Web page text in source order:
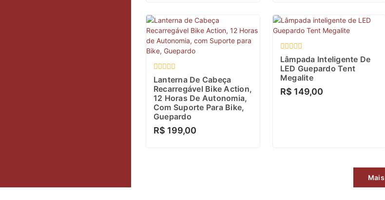
Avaliação
0
de
5
Lanterna De Cabeça
Recarregável Bike Action,
12 Horas De Autonomia,
Com Suporte Para Bike,
Guepardo
R$ 199,00
Avaliação
0
de
5
Lâmpada Inteligente De
LED Guepardo Tent
Megalite
R$ 149,00